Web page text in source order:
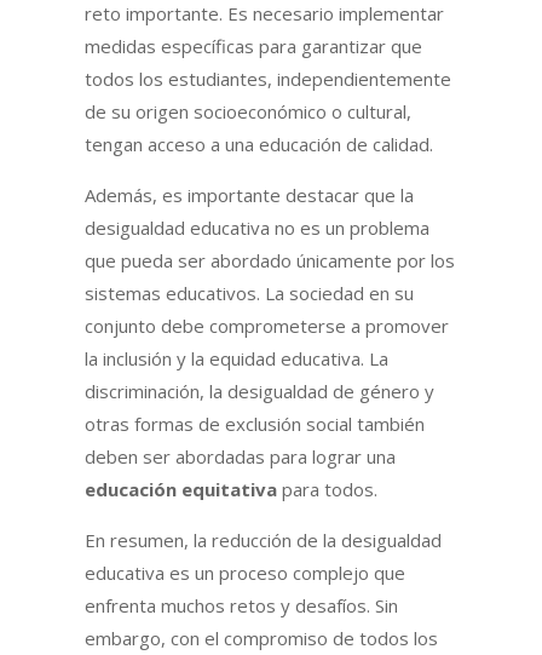
reto importante. Es necesario implementar
medidas específicas para garantizar que
todos los estudiantes, independientemente
de su origen socioeconómico o cultural,
tengan acceso a una educación de calidad.
Además, es importante destacar que la
desigualdad educativa no es un problema
que pueda ser abordado únicamente por los
sistemas educativos. La sociedad en su
conjunto debe comprometerse a promover
la inclusión y la equidad educativa. La
discriminación, la desigualdad de género y
otras formas de exclusión social también
deben ser abordadas para lograr una
educación equitativapara todos.
En resumen, la reducción de la desigualdad
educativa es un proceso complejo que
enfrenta muchos retos y desafíos. Sin
embargo, con el compromiso de todos los